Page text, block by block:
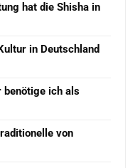
hat die Shisha in
in Deutschland
benötige ich als
von